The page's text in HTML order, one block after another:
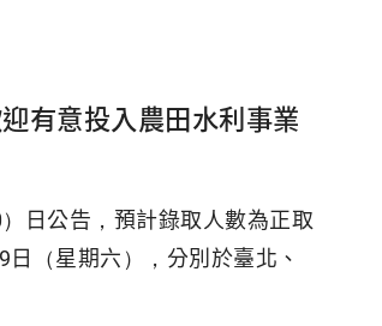
有意投入農田水利事業
日公告，預計錄取人數為正取
（星期六），分別於臺北、